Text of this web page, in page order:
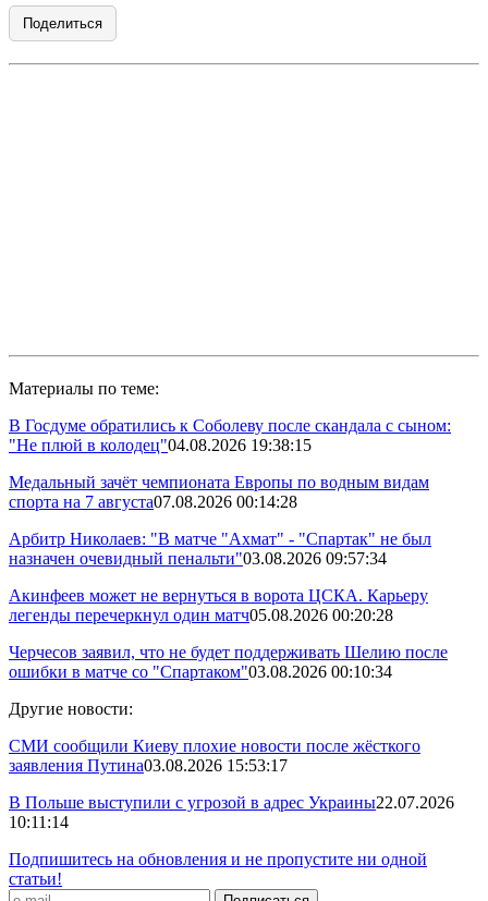
Поделиться
Материалы по теме:
В Госдуме обратились к Соболеву после скандала с сыном:
"Не плюй в колодец"04.08.2026 19:38:15
Медальный зачёт чемпионата Европы по водным видам
спорта на 7 августа07.08.2026 00:14:28
Арбитр Николаев: "В матче "Ахмат" - "Спартак" не был
назначен очевидный пенальти"03.08.2026 09:57:34
Акинфеев может не вернуться в ворота ЦСКА. Карьеру
легенды перечеркнул один матч05.08.2026 00:20:28
Черчесов заявил, что не будет поддерживать Шелию после
ошибки в матче со "Спартаком"03.08.2026 00:10:34
Другие новости:
СМИ сообщили Киеву плохие новости после жёсткого
заявления Путина03.08.2026 15:53:17
В Польше выступили с угрозой в адрес Украины22.07.2026
10:11:14
Подпишитесь на обновления и не пропустите ни одной
статьи!